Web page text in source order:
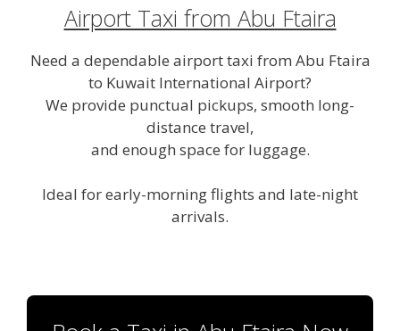
Airport Taxi from Abu Ftaira
Need a dependable airport taxi from Abu Ftaira
to Kuwait International Airport?
We provide punctual pickups, smooth long-
distance travel,
and enough space for luggage.
Ideal for early-morning flights and late-night
arrivals.